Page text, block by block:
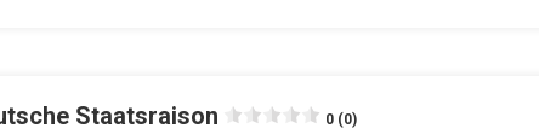
Staatsraison 0 (0)